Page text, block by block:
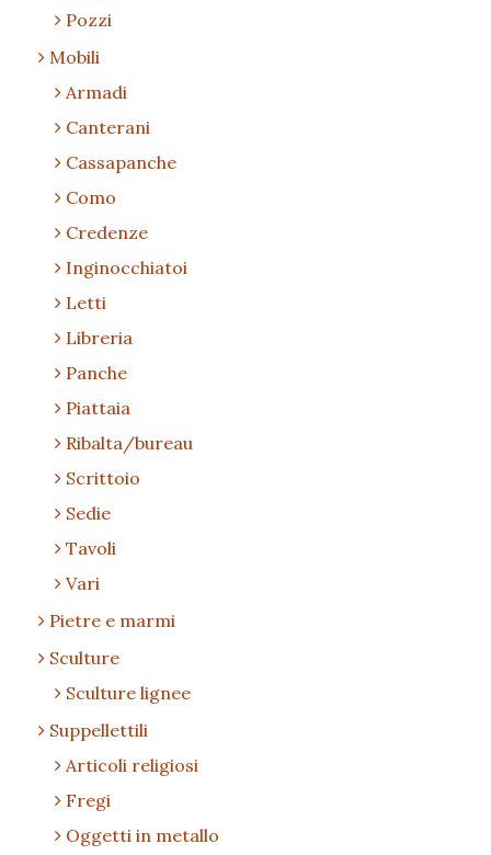
Pozzi
Mobili
Armadi
Canterani
Cassapanche
Como
Credenze
Inginocchiatoi
Letti
Libreria
Panche
Piattaia
Ribalta/bureau
Scrittoio
Sedie
Tavoli
Vari
Pietre e marmi
Sculture
Sculture lignee
Suppellettili
Articoli religiosi
Fregi
Oggetti in metallo